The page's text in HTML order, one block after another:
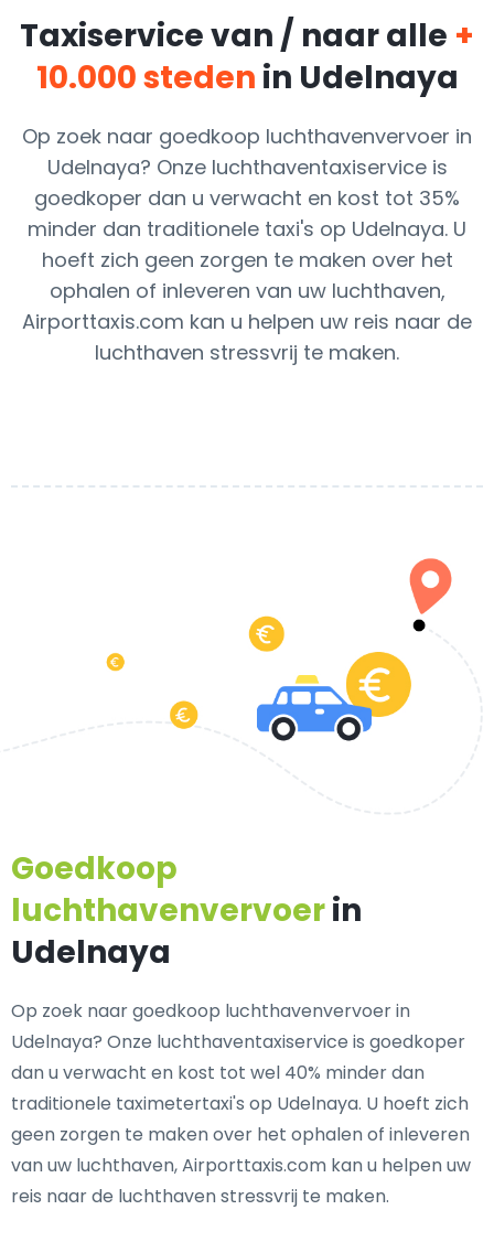
Taxiservice van / naar alle +
10.000 steden in Udelnaya
Op zoek naar goedkoop luchthavenvervoer in
Udelnaya? Onze luchthaventaxiservice is
goedkoper dan u verwacht en kost tot 35%
minder dan traditionele taxi's op Udelnaya. U
hoeft zich geen zorgen te maken over het
ophalen of inleveren van uw luchthaven,
Airporttaxis.com kan u helpen uw reis naar de
luchthaven stressvrij te maken.
Goedkoop
luchthavenvervoerin
Udelnaya
Op zoek naar goedkoop luchthavenvervoer in
Udelnaya? Onze luchthaventaxiservice is goedkoper
dan u verwacht en kost tot wel 40% minder dan
traditionele taximetertaxi's op Udelnaya. U hoeft zich
geen zorgen te maken over het ophalen of inleveren
van uw luchthaven, Airporttaxis.com kan u helpen uw
reis naar de luchthaven stressvrij te maken.